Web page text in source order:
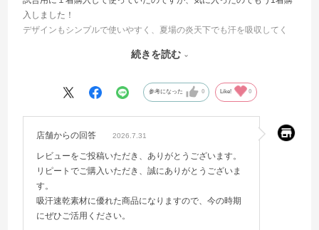
入しました！
デザインもシンプルで使いやすく、夏場の炎天下でも汗を吸収してく
自分は身長が170ぎりないくらいですが、サイズはMでちょうどよかっ
続きを読む
参考になった 0 Like! 0
店舗からの回答 2026.7.31
レビューをご投稿いただき、ありがとうございます。
リピートでご購入いただき、誠にありがとうございま
す。
吸汗速乾素材に優れた商品になりますので、今の時期
にぜひご活用ください。